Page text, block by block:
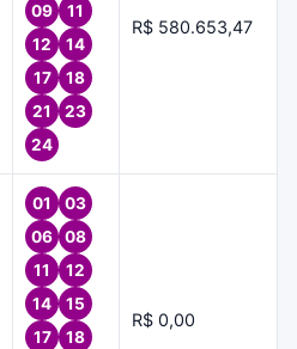
09
11
12
14
17
18
21
23
24
R$ 580.653,47
01
03
06
08
11
12
14
15
17
18
R$ 0,00